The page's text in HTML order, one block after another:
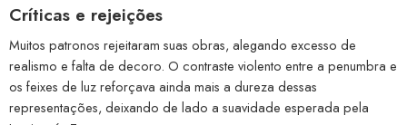
Críticas e rejeições
Muitos patronos rejeitaram suas obras, alegando excesso de
realismo e falta de decoro. O contraste violento entre a penumbra e
os feixes de luz reforçava ainda mais a dureza dessas
representações, deixando de lado a suavidade esperada pela